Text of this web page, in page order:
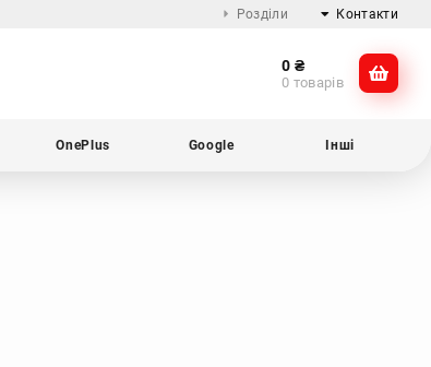
Розділи Контакти
@dikocase
0 ₴
0 товарів
OnePlus Google Інші